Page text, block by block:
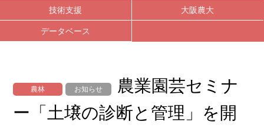
技術支援 大阪農大
データベース
農林 お知らせ
農業園芸セミナ
ー「土壌の診断と管理」を開